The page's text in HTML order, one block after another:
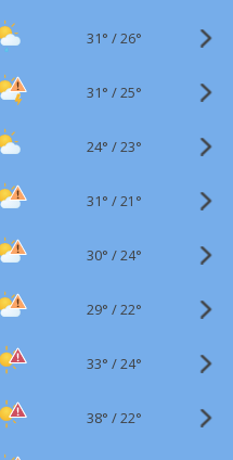
31° /26°
31° /25°
24° /23°
31° /21°
30° /24°
29° /22°
33° /24°
38° /22°